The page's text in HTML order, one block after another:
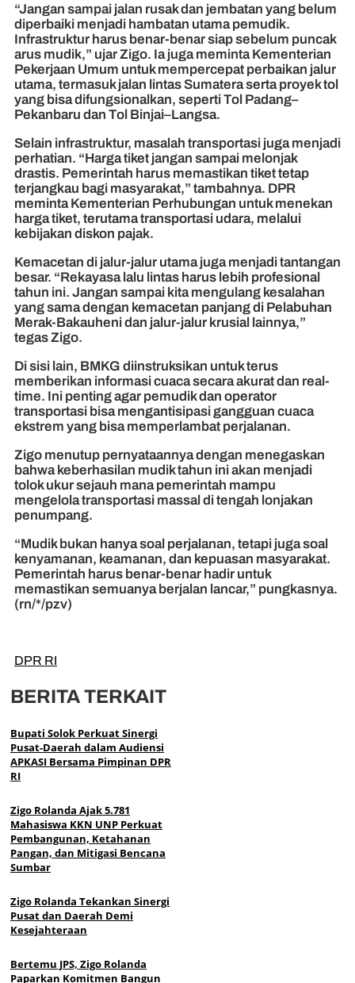
“Jangan sampai jalan rusak dan jembatan yang belum
diperbaiki menjadi hambatan utama pemudik.
Infrastruktur harus benar-benar siap sebelum puncak
arus mudik,” ujar Zigo. Ia juga meminta Kementerian
Pekerjaan Umum untuk mempercepat perbaikan jalur
utama, termasuk jalan lintas Sumatera serta proyek tol
yang bisa difungsionalkan, seperti Tol Padang–
Pekanbaru dan Tol Binjai–Langsa.
Selain infrastruktur, masalah transportasi juga menjadi
perhatian. “Harga tiket jangan sampai melonjak
drastis. Pemerintah harus memastikan tiket tetap
terjangkau bagi masyarakat,” tambahnya. DPR
meminta Kementerian Perhubungan untuk menekan
harga tiket, terutama transportasi udara, melalui
kebijakan diskon pajak.
Kemacetan di jalur-jalur utama juga menjadi tantangan
besar. “Rekayasa lalu lintas harus lebih profesional
tahun ini. Jangan sampai kita mengulang kesalahan
yang sama dengan kemacetan panjang di Pelabuhan
Merak-Bakauheni dan jalur-jalur krusial lainnya,”
tegas Zigo.
Di sisi lain, BMKG diinstruksikan untuk terus
memberikan informasi cuaca secara akurat dan real-
time. Ini penting agar pemudik dan operator
transportasi bisa mengantisipasi gangguan cuaca
ekstrem yang bisa memperlambat perjalanan.
Zigo menutup pernyataannya dengan menegaskan
bahwa keberhasilan mudik tahun ini akan menjadi
tolok ukur sejauh mana pemerintah mampu
mengelola transportasi massal di tengah lonjakan
penumpang.
“Mudik bukan hanya soal perjalanan, tetapi juga soal
kenyamanan, keamanan, dan kepuasan masyarakat.
Pemerintah harus benar-benar hadir untuk
memastikan semuanya berjalan lancar,” pungkasnya.
(rn/*/pzv)
DPR RI
BERITA TERKAIT
Bupati Solok Perkuat Sinergi
Pusat-Daerah dalam Audiensi
APKASI Bersama Pimpinan DPR
RI
Zigo Rolanda Ajak 5.781
Mahasiswa KKN UNP Perkuat
Pembangunan, Ketahanan
Pangan, dan Mitigasi Bencana
Sumbar
Zigo Rolanda Tekankan Sinergi
Pusat dan Daerah Demi
Kesejahteraan
Bertemu JPS, Zigo Rolanda
Paparkan Komitmen Bangun